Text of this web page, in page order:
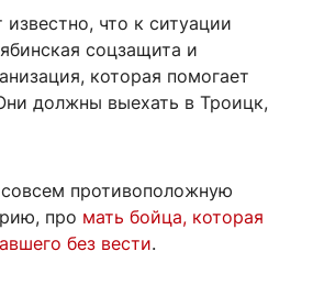
что к ситуации
соцзащита и
которая помогает
должны выехать в Троицк,
противоположную
про мать бойца, которая
без вести.